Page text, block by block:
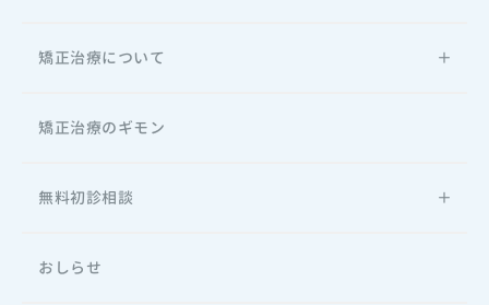
矯正治療について
矯正治療のギモン
無料初診相談
おしらせ